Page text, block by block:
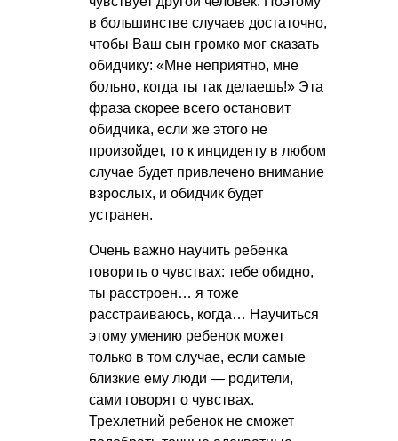
в большинстве случаев достаточно,
чтобы Ваш сын громко мог сказать
обидчику: «Мне неприятно, мне
больно, когда ты так делаешь!» Эта
фраза скорее всего остановит
обидчика, если же этого не
произойдет, то к инциденту в любом
случае будет привлечено внимание
взрослых, и обидчик будет
устранен.
Очень важно научить ребенка
говорить о чувствах: тебе обидно,
ты расстроен… я тоже
расстраиваюсь, когда… Научиться
этому умению ребенок может
только в том случае, если самые
близкие ему люди — родители,
сами говорят о чувствах.
Трехлетний ребенок не сможет